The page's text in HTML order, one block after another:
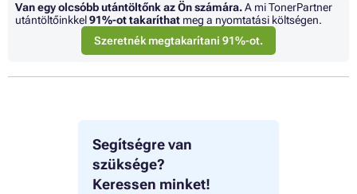
Segítségre van
szüksége?
Keressen minket!
Van egy olcsóbb utántöltőnk az Ön számára.A mi TonerPartner
utántöltőinkkel91%-ot takaríthat meg a nyomtatási költségen.
Szeretnék megtakarítani 91%-ot.